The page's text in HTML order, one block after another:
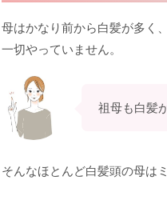
母はかなり前から白髪が多く
一切やっていません。
祖母も白髪
そんなほとんど白髪頭の母は